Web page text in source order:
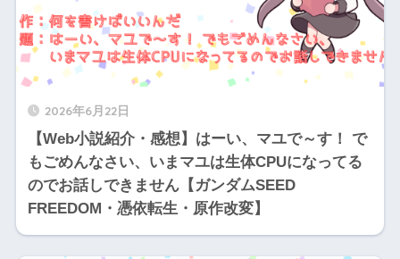
2026年6月22日
【Web小説紹介・感想】はーい、マユで～す！ で
もごめんなさい、いまマユは生体CPUになってる
のでお話しできません【ガンダムSEED
FREEDOM・憑依転生・原作改変】